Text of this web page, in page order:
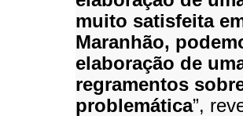
muito satisfeita
Maranhão,
elaboração de
regramentos
problemática”,